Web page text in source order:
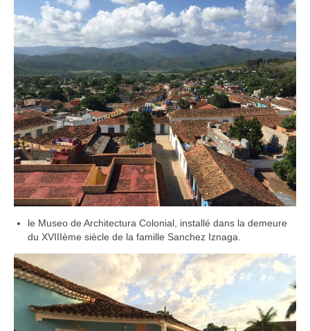
le Museo de Architectura Colonial, installé dans la demeure
du XVIIIème siècle de la famille Sanchez Iznaga.